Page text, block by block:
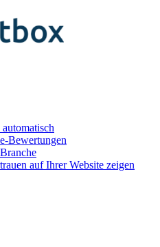
Bewertungen
auf Ihrer Website zeigen